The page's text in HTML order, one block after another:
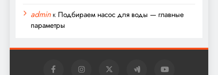
adminк Подбираем насос для воды — главные
параметры